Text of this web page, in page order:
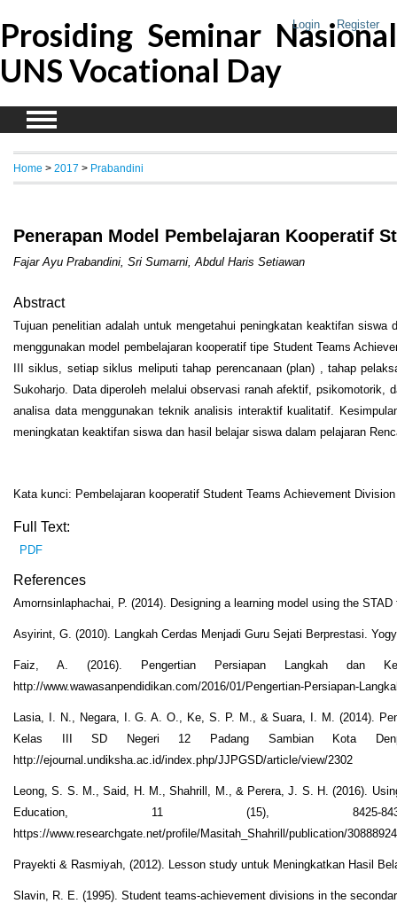
Login Register
Prosiding Seminar Nasional
UNS Vocational Day
Home > 2017 > Prabandini
Penerapan Model Pembelajaran Kooperatif
Fajar Ayu Prabandini, Sri Sumarni, Abdul Haris Setiawan
Abstract
Tujuan penelitian adalah untuk mengetahui peningkatan keaktifan
menggunakan model pembelajaran kooperatif tipe Student Teams
III siklus, setiap siklus meliputi tahap perencanaan (plan) , tahap
Sukoharjo. Data diperoleh melalui observasi ranah afektif, psikomotorik,
analisa data menggunakan teknik analisis interaktif kualitatif.
meningkatan keaktifan siswa dan hasil belajar siswa dalam pelajaran
Kata kunci: Pembelajaran kooperatif Student Teams Achievement
Full Text:
PDF
References
Amornsinlaphachai, P. (2014). Designing a learning model using the
Asyirint, G. (2010). Langkah Cerdas Menjadi Guru Sejati Berprestasi.
Faiz, A. (2016). Pengertian Persiapan Langkah dan
http://www.wawasanpendidikan.com/2016/01/Pengertian-Persiapan-
Lasia, I. N., Negara, I. G. A. O., Ke, S. P. M., & Suara, I. M. (2014).
Kelas III SD Negeri 12 Padang Sambian Kota
http://ejournal.undiksha.ac.id/index.php/JJPGSD/article/view/2302
Leong, S. S. M., Said, H. M., Shahrill, M., & Perera, J. S. H. (2016).
Education, 11 (15),
https://www.researchgate.net/profile/Masitah_Shahrill/publication/
Prayekti & Rasmiyah, (2012). Lesson study untuk Meningkatkan Hasil
Slavin, R. E. (1995). Student teams-achievement divisions in the